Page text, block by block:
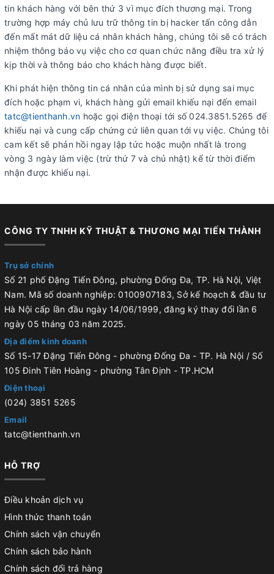
tin khách hàng với bên thứ 3 vì mục đích thương mại. Trong
trường hợp máy chủ lưu trữ thông tin bị hacker tấn công dẫn
đến mất mát dữ liệu cá nhân khách hàng, chúng tôi sẽ có trách
nhiệm thông báo vụ việc cho cơ quan chức năng điều tra xử lý
kịp thời và thông báo cho khách hàng được biết.
Khi phát hiện thông tin cá nhân của mình bị sử dụng sai mục
đích hoặc phạm vi, khách hàng gửi email khiếu nại đến email
tatc@tienthanh.vn hoặc gọi điện thoại tới số 024.3851.5265 để
khiếu nại và cung cấp chứng cứ liên quan tới vụ việc. Chúng tôi
cam kết sẽ phản hồi ngay lập tức hoặc muộn nhất là trong
vòng 3 ngày làm việc (trừ thứ 7 và chủ nhật) kể từ thời điểm
nhận được khiếu nại.
CÔNG TY TNHH KỸ THUẬT & THƯƠNG MẠI TIẾN THÀNH
Trụ sở chính
Số 21 phố Đặng Tiến Đông, phường Đống Đa, TP. Hà Nội, Việt
Nam. Mã số doanh nghiệp: 0100907183, Sở kế hoạch & đầu tư
Hà Nội cấp lần đầu ngày 14/06/1999, đăng ký thay đổi lần 6
ngày 05 tháng 03 năm 2025.
Địa điểm kinh doanh
Số 15-17 Đặng Tiến Đông - phường Đống Đa - TP. Hà Nội / Số
105 Đinh Tiên Hoàng - phường Tân Định - TP.HCM
Điện thoại
(024) 3851 5265
Email
tatc@tienthanh.vn
HỖ TRỢ
Điều khoản dịch vụ
Hình thức thanh toán
Chính sách vận chuyển
Chính sách bảo hành
Chính sách đổi trả hàng